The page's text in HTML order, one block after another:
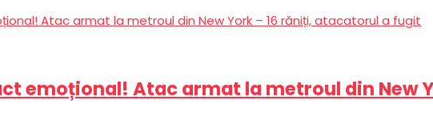
emoțional! Atac armat la metroul din New